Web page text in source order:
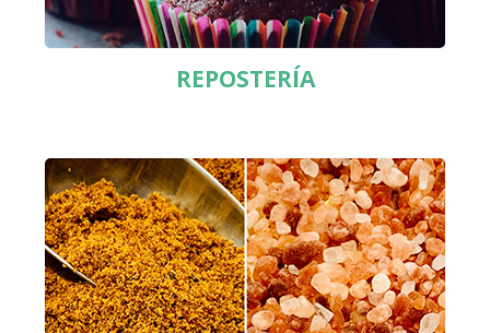
REPOSTERÍA